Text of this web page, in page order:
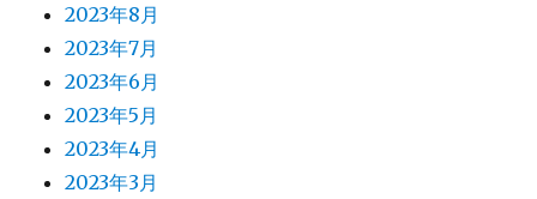
2023年8月
2023年7月
2023年6月
2023年5月
2023年4月
2023年3月